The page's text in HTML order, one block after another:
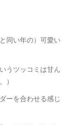
同い年の）可愛い
うツッコミは甘ん
）
ーを合わせる感じ